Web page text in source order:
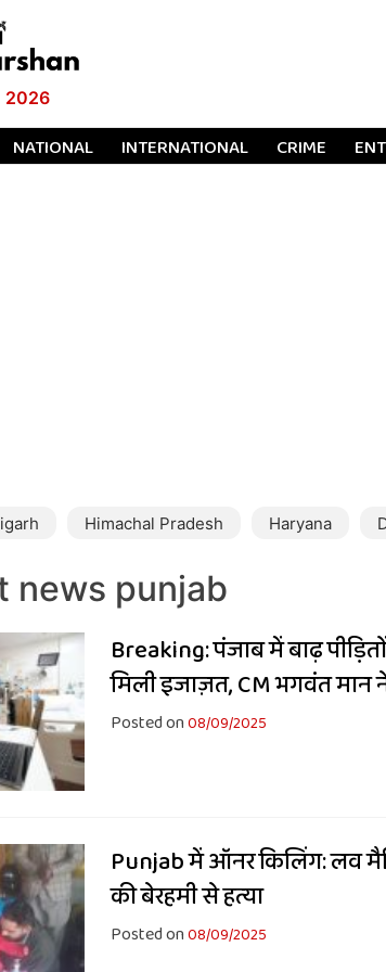
2026
NATIONAL INTERNATIONAL CRIME
Himachal Pradesh Haryana
news punjab
Breaking: पंजाब में बाढ़
मिली इजाज़त, CM भगवंत मान
Posted on08/09/2025
Punjab में ऑनर किलिंग: लव
की बेरहमी से हत्या
Posted on08/09/2025